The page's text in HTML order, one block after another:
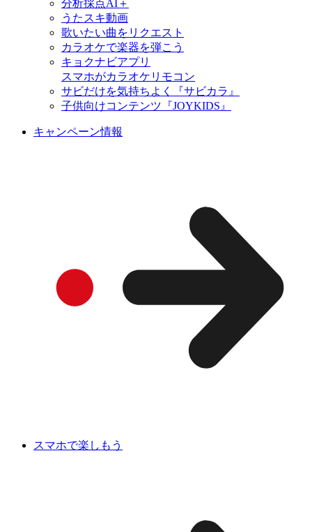
分析採点AI＋
うたスキ動画
歌いたい曲をリクエスト
カラオケで楽器を弾こう
キョクナビアプリ
スマホがカラオケリモコン
サビだけを気持ちよく『サビカラ』
子供向けコンテンツ『JOYKIDS』
キャンペーン情報
スマホで楽しもう